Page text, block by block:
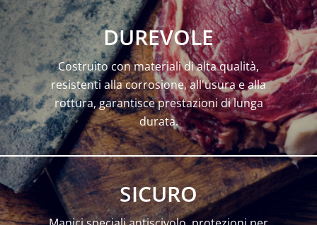
DUREVOLE
Costruito con materiali di alta qualità,
resistenti alla corrosione, all'usura e alla
rottura, garantisce prestazioni di lunga
durata.
SICURO